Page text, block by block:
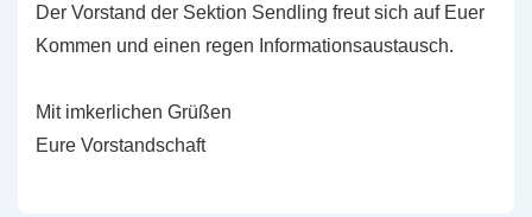
Der Vorstand der Sektion Sendling freut sich auf Euer
Kommen und einen regen Informationsaustausch.
Mit imkerlichen Grüßen
Eure Vorstandschaft